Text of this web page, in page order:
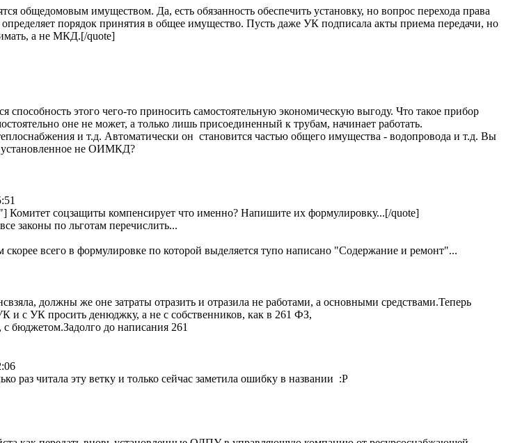
общедомовым имуществом. Да, есть обязанность обеспечить установку, но вопрос перехода права
порядок принятия в общее имущество. Пусть даже УК подписала акты приема передачи, но
а не МКД.[/quote]
способность этого чего-то приносить самостоятельную экономическую выгоду. Что такое прибор
оне не может, а только лишь присоединенный к трубам, начинает работать.
и т.д. Автоматически он становится частью общего имущества - водопровода и т.д. Вы
установленное не ОИМКД?
Комитет соцзащиты компенсирует что именно? Напишите их формулировку...[/quote]
законы по льготам перечислить...
скорее всего в формулировке по которой выделяется тупо написано "Содержание и ремонт"...
должны же оне затраты отразить и отразила не работами, а основными средствами.Теперь
и с УК просить денюджку, а не с собственников, как в 261 ФЗ,
бюджетом.Задолго до написания 261
раз читала эту ветку и только сейчас заметила ошибку в названии :P